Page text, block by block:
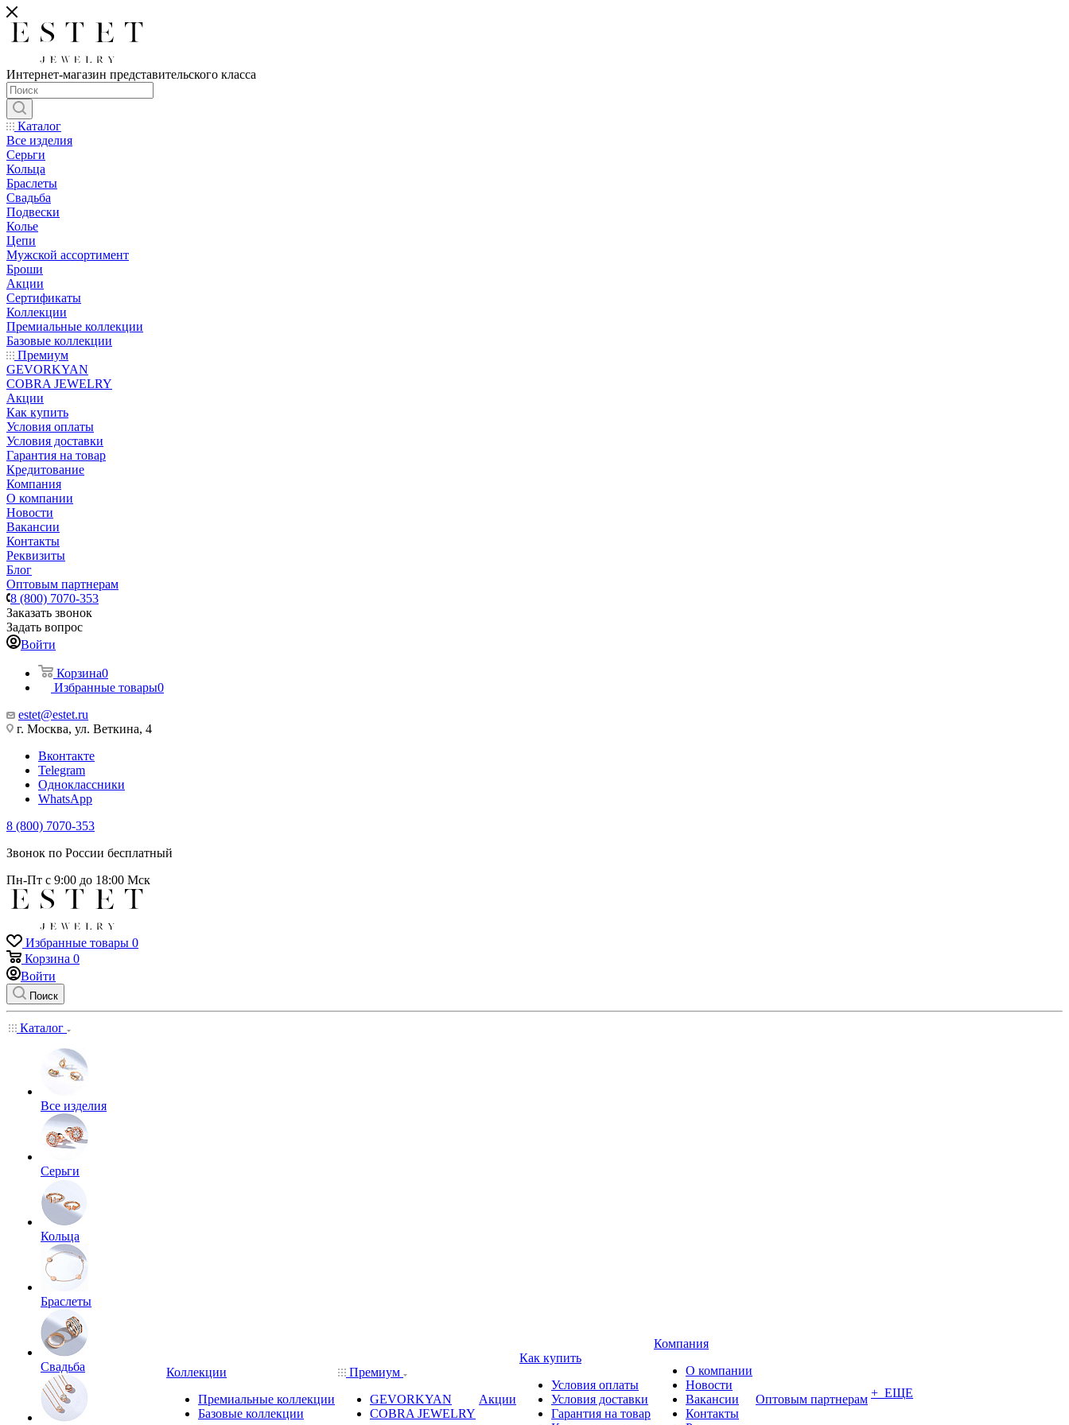
Интернет-магазин представительского класса
Каталог
Все изделия
Серьги
Кольца
Браслеты
Свадьба
Подвески
Колье
Цепи
Мужской ассортимент
Броши
Акции
Сертификаты
Коллекции
Премиальные коллекции
Базовые коллекции
Премиум
GEVORKYAN
COBRA JEWELRY
Акции
Как купить
Условия оплаты
Условия доставки
Гарантия на товар
Кредитование
Компания
О компании
Новости
Вакансии
Контакты
Реквизиты
Блог
Оптовым партнерам
8 (800) 7070-353
Заказать звонок
Задать вопрос
Войти
Корзина0
Избранные товары0
estet@estet.ru
г. Москва, ул. Веткина, 4
Вконтакте
Telegram
Одноклассники
WhatsApp
8 (800) 7070-353
Звонок по России бесплатный
Пн-Пт с 9:00 до 18:00 Мск
Избранные товары 0
Корзина 0
Войти
Поиск
Каталог
Все изделия
Серьги
Кольца
Браслеты
Свадьба
Коллекции
Премиальные коллекции
Базовые коллекции
Премиум
GEVORKYAN
COBRA JEWELRY
Акции
Как купить
Условия оплаты
Условия доставки
Гарантия на товар
Компания
О компании
Новости
Вакансии
Контакты
Оптовым партнерам + ЕЩЕ